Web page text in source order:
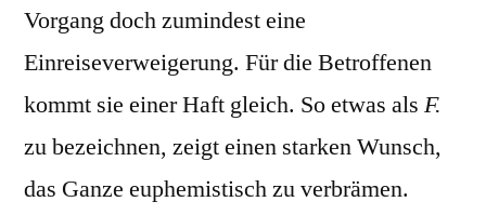
Vorgang doch zumindest eine
Einreiseverweigerung. Für die Betroffenen
kommt sie einer Haft gleich. So etwas als F.
zu bezeichnen, zeigt einen starken Wunsch,
das Ganze euphemistisch zu verbrämen.